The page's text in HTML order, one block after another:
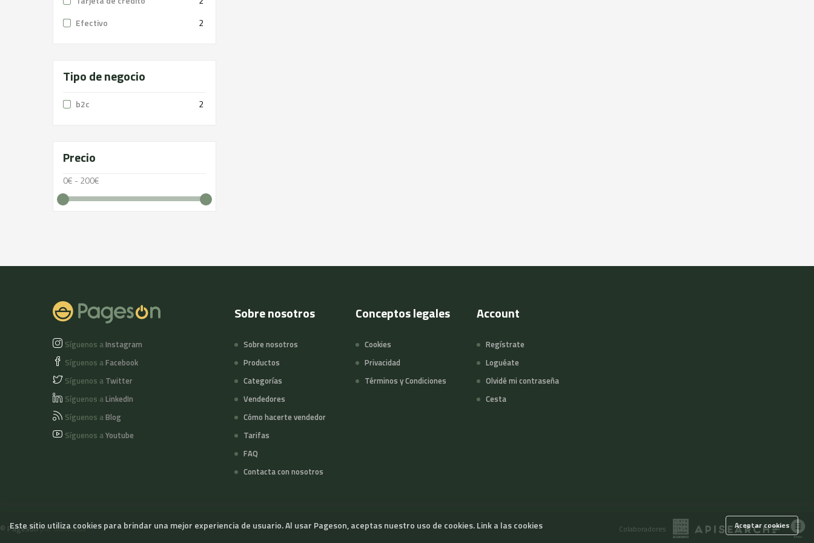
Efectivo
2
Tipo de negocio
b2c 2
Precio
0€ - 200€
Síguenos aInstagram
Síguenos aFacebook
Síguenos a Twitter
Síguenos aLinkedIn
Síguenos aBlog
Síguenos aYoutube
Sobre nosotros
Sobre nosotros
Productos
Categorías
Vendedores
Cómo hacerte vendedor
Tarifas
FAQ
Contacta con nosotros
Conceptos legales
Cookies
Privacidad
Términos y Condiciones
Account
Regístrate
Loguéate
Olvidé mi contraseña
Cesta
© Pagesonpor Slowcode Colaboradores
Este sitio utiliza cookies para brindar una mejor experiencia de usuario. Al usar Pageson, aceptas nuestro uso de cookies.Link a las cookies Aceptar cookies